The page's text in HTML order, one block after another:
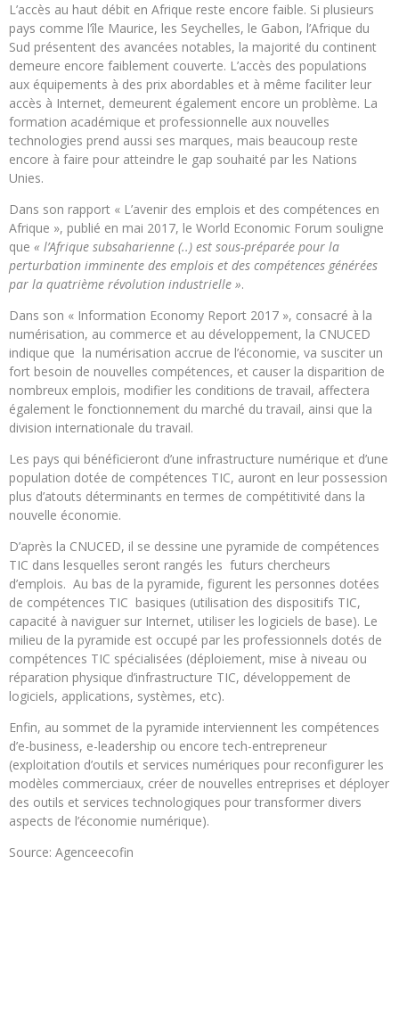
L’accès au haut débit en Afrique reste encore faible. Si plusieurs
pays comme l’île Maurice, les Seychelles, le Gabon, l’Afrique du
Sud présentent des avancées notables, la majorité du continent
demeure encore faiblement couverte. L’accès des populations
aux équipements à des prix abordables et à même faciliter leur
accès à Internet, demeurent également encore un problème. La
formation académique et professionnelle aux nouvelles
technologies prend aussi ses marques, mais beaucoup reste
encore à faire pour atteindre le gap souhaité par les Nations
Unies.
Dans son rapport « L’avenir des emplois et des compétences en
Afrique », publié en mai 2017, le World Economic Forum souligne
que « l’Afrique subsaharienne (..) est sous-préparée pour la
perturbation imminente des emplois et des compétences générées
par la quatrième révolution industrielle ».
Dans son « Information Economy Report 2017 », consacré à la
numérisation, au commerce et au développement, la CNUCED
indique que la numérisation accrue de l’économie, va susciter un
fort besoin de nouvelles compétences, et causer la disparition de
nombreux emplois, modifier les conditions de travail, affectera
également le fonctionnement du marché du travail, ainsi que la
division internationale du travail.
Les pays qui bénéficieront d’une infrastructure numérique et d’une
population dotée de compétences TIC, auront en leur possession
plus d’atouts déterminants en termes de compétitivité dans la
nouvelle économie.
D’après la CNUCED, il se dessine une pyramide de compétences
TIC dans lesquelles seront rangés les futurs chercheurs
d’emplois. Au bas de la pyramide, figurent les personnes dotées
de compétences TIC basiques (utilisation des dispositifs TIC,
capacité à naviguer sur Internet, utiliser les logiciels de base). Le
milieu de la pyramide est occupé par les professionnels dotés de
compétences TIC spécialisées (déploiement, mise à niveau ou
réparation physique d’infrastructure TIC, développement de
logiciels, applications, systèmes, etc).
Enfin, au sommet de la pyramide interviennent les compétences
d’e-business, e-leadership ou encore tech-entrepreneur
(exploitation d’outils et services numériques pour reconfigurer les
modèles commerciaux, créer de nouvelles entreprises et déployer
des outils et services technologiques pour transformer divers
aspects de l’économie numérique).
Source: Agenceecofin